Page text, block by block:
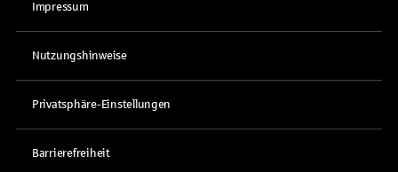
Impressum
Nutzungshinweise
Privatsphäre-Einstellungen
Barrierefreiheit